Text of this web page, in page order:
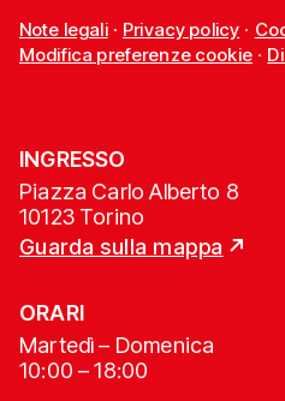
Note legali· Privacy policy ·
Modifica preferenze cookie·
INGRESSO
Piazza Carlo Alberto 8
10123 Torino
Guarda sulla mappa
ORARI
Martedì – Domenica
10:00 – 18:00